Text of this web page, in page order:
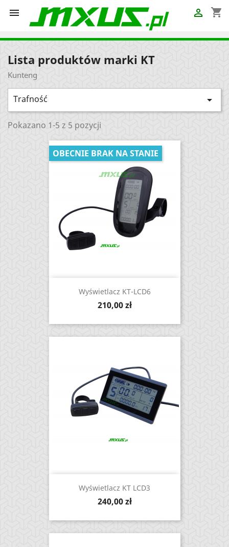
 shopping_cart

Lista produktów marki KT
Kunteng
Trafność 
Pokazano 1-5 z 5 pozycji
Wyświetlacz KT-LCD6
Cena
210,00 zł
OBECNIE BRAK NA STANIE
Wyświetlacz KT LCD3
Cena
240,00 zł